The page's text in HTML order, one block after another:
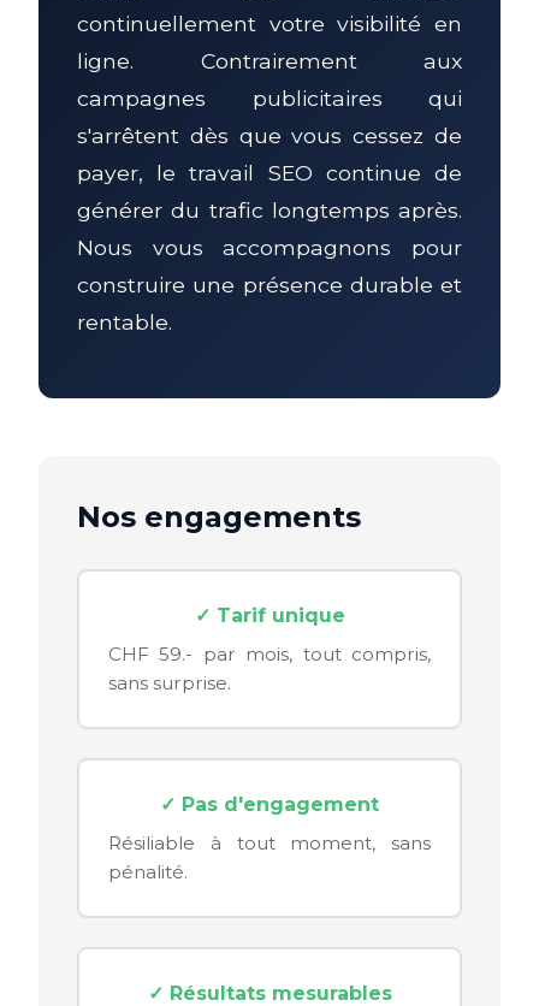
continuellement votre visibilité en
ligne. Contrairement aux
campagnes publicitaires qui
s'arrêtent dès que vous cessez de
payer, le travail SEO continue de
générer du trafic longtemps après.
Nous vous accompagnons pour
construire une présence durable et
rentable.
Nos engagements
✓ Tarif unique
CHF 59.- par mois, tout compris,
sans surprise.
✓ Pas d'engagement
Résiliable à tout moment, sans
pénalité.
✓ Résultats mesurables